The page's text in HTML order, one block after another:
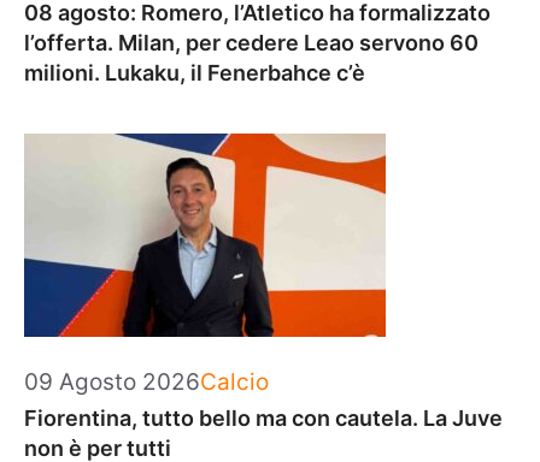
08 agosto: Romero, l’Atletico ha formalizzato
l’offerta. Milan, per cedere Leao servono 60
milioni. Lukaku, il Fenerbahce c’è
09 Agosto 2026Categorie
Calcio
Fiorentina, tutto bello ma con cautela. La Juve
non è per tutti